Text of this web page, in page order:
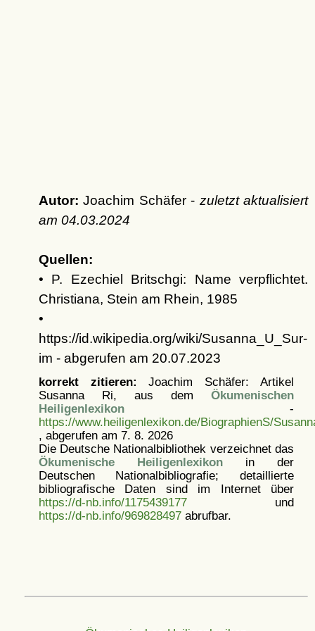
Autor: Joachim Schäfer - zuletzt aktualisiert
am 04.03.2024
Quellen:
• P. Ezechiel Britschgi: Name verpflichtet.
Christiana, Stein am Rhein, 1985
•
https://id.wikipedia.org/wiki/Susanna_U_Sur-
im - abgerufen am 20.07.2023
korrekt zitieren: Joachim Schäfer: Artikel
Susanna Ri, aus dem Ökumenischen
Heiligenlexikon-
https://www.heiligenlexikon.de/BiographienS/
, abgerufen am 7. 8. 2026
Die Deutsche Nationalbibliothek verzeichnet das
Ökumenische Heiligenlexikonin der
Deutschen Nationalbibliografie; detaillierte
bibliografische Daten sind im Internet über
https://d-nb.info/1175439177und
https://d-nb.info/969828497abrufbar.